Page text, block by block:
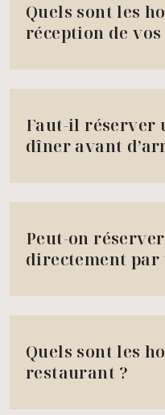
Quels sont les
réception de
Faut-il réserver
dîner avant
Peut-on
directement par
Quels sont les
restaurant ?